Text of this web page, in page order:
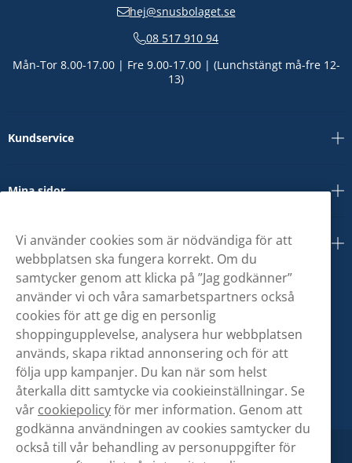
hej@snusbolaget.se
08 517 910 94
Mån-Tor 8.00-17.00 | Fre 9.00-17.00 | (Lunchstängt må-fre 12-
13)
Kundservice
Mina sidor
Om oss
Vi använder cookies som är nödvändiga för att
webbplatsen ska fungera korrekt. Om du
samtycker genom att klicka på ”Jag godkänner”
använder vi och våra samarbetspartners också
cookies för att ge dig en personlig
shoppingupplevelse, analysera hur webbplatsen
används, skapa riktad annonsering och för att
följa upp kampanjer. Du kan när som helst
återkalla ditt samtycke via cookieinställningar. Se
vår cookiepolicyför mer information. Genom att
godkänna användningen av cookies samtycker du
också till vår behandling av personuppgifter för